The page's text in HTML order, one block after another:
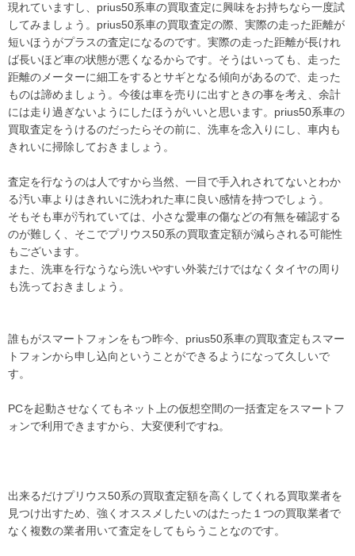
vezelrs 値引きvezelrs 値引き
vezelrs 値引きvezelrs 値引き
vezelrs 値引きvezelrs 値引き
vezelrs 値引きvezelrs 値引き
vezelrs 値引きvezelrs 値引き
vezelrs 値引きvezelrs 値引き
vezelrs 値引きvezelrs 値引き
vezelrs 値引きvezelrs 値引き
vezelrs 値引きvezelrs 値引き
vezelrs 値引きvezelrs 値引き
vezelrs 値引きvezelrs 値引き
vezelrs 値引きvezelrs 値引き
vezelrs 値引きvezelrs 値引き
vezelrs 値引きvezelrs 値引き
vezelrs 値引きvezelrs 値引き
vezelrs 値引きvezelrs 値引き
vezelrs 値引きvezelrs 値引き
vezelrs 値引きvezelrs 値引き
vezelrs 値引きvezelrs 値引き
vezelrs 値引きvezelrs 値引き
vezelrs 値引きvezelrs 値引き
現れていますし、prius50系車の買取査定に興味をお持ちなら一度試
してみましょう。prius50系車の買取査定の際、実際の走った距離が
短いほうがプラスの査定になるのです。実際の走った距離が長けれ
ば長いほど車の状態が悪くなるからです。そうはいっても、走った
距離のメーターに細工をするとサギとなる傾向があるので、走った
ものは諦めましょう。今後は車を売りに出すときの事を考え、余計
には走り過ぎないようにしたほうがいいと思います。prius50系車の
買取査定をうけるのだったらその前に、洗車を念入りにし、車内も
きれいに掃除しておきましょう。
査定を行なうのは人ですから当然、一目で手入れされてないとわか
る汚い車よりはきれいに洗われた車に良い感情を持つでしょう。
そもそも車が汚れていては、小さな愛車の傷などの有無を確認する
のが難しく、そこでプリウス50系の買取査定額が減らされる可能性
もございます。
また、洗車を行なうなら洗いやすい外装だけではなくタイヤの周り
も洗っておきましょう。
誰もがスマートフォンをもつ昨今、prius50系車の買取査定もスマー
トフォンから申し込向ということができるようになって久しいで
す。
PCを起動させなくてもネット上の仮想空間の一括査定をスマートフ
ォンで利用できますから、大変便利ですね。
出来るだけプリウス50系の買取査定額を高くしてくれる買取業者を
見つけ出すため、強くオススメしたいのはたった１つの買取業者で
なく複数の業者用いて査定をしてもらうことなのです。